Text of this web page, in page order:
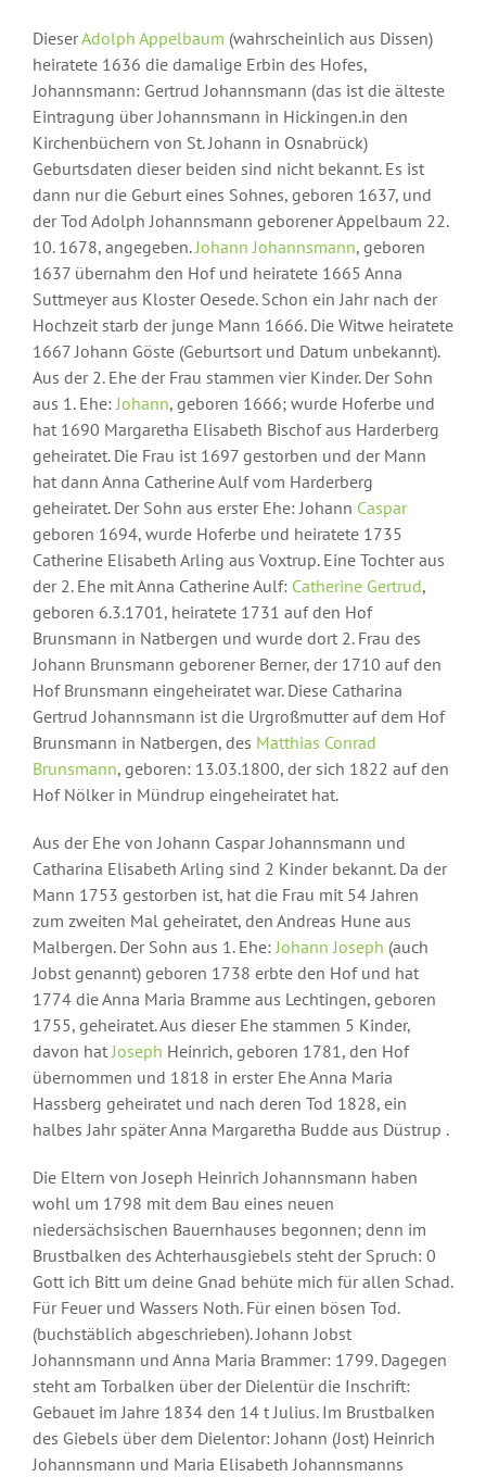
DieserAdolph Appelbaum (wahrscheinlich aus Dissen)
heiratete 1636 die damalige Erbin des Hofes,
Johannsmann: Gertrud Johannsmann (das ist die älteste
Eintragung über Johannsmann in Hickingen.in den
Kirchenbüchern von St. Johann in Osnabrück)
Geburtsdaten dieser beiden sind nicht bekannt. Es ist
dann nur die Geburt eines Sohnes, geboren 1637, und
der Tod Adolph Johannsmann geborener Appelbaum 22.
10. 1678, angegeben. Johann Johannsmann, geboren
1637 übernahm den Hof und heiratete 1665 Anna
Suttmeyer aus Kloster Oesede. Schon ein Jahr nach der
Hochzeit starb der junge Mann 1666. Die Witwe heiratete
1667 Johann Göste (Geburtsort und Datum unbekannt).
Aus der 2. Ehe der Frau stammen vier Kinder. Der Sohn
aus 1. Ehe: Johann, geboren 1666; wurde Hoferbe und
hat 1690 Margaretha Elisabeth Bischof aus Harderberg
geheiratet. Die Frau ist 1697 gestorben und der Mann
hat dann Anna Catherine Aulf vom Harderberg
geheiratet. Der Sohn aus erster Ehe: Johann Caspar
geboren 1694, wurde Hoferbe und heiratete 1735
Catherine Elisabeth Arling aus Voxtrup. Eine Tochter aus
der 2. Ehe mit Anna Catherine Aulf: Catherine Gertrud,
geboren 6.3.1701, heiratete 1731 auf den Hof
Brunsmann in Natbergen und wurde dort 2. Frau des
Johann Brunsmann geborener Berner, der 1710 auf den
Hof Brunsmann eingeheiratet war. Diese Catharina
Gertrud Johannsmann ist die Urgroßmutter auf dem Hof
Brunsmann in Natbergen, des Matthias Conrad
Brunsmann, geboren: 13.03.1800, der sich 1822 auf den
Hof Nölker in Mündrup eingeheiratet hat.
Aus der Ehe von Johann Caspar Johannsmann und
Catharina Elisabeth Arling sind 2 Kinder bekannt. Da der
Mann 1753 gestorben ist, hat die Frau mit 54 Jahren
zum zweiten Mal geheiratet, den Andreas Hune aus
Malbergen. Der Sohn aus 1. Ehe: Johann Joseph (auch
Jobst genannt) geboren 1738 erbte den Hof und hat
1774 die Anna Maria Bramme aus Lechtingen, geboren
1755, geheiratet. Aus dieser Ehe stammen 5 Kinder,
davon hat Joseph Heinrich, geboren 1781, den Hof
übernommen und 1818 in erster Ehe Anna Maria
Hassberg geheiratet und nach deren Tod 1828, ein
halbes Jahr später Anna Margaretha Budde aus Düstrup .
Die Eltern von Joseph Heinrich Johannsmann haben
wohl um 1798 mit dem Bau eines neuen
niedersächsischen Bauernhauses begonnen; denn im
Brustbalken des Achterhausgiebels steht der Spruch: 0
Gott ich Bitt um deine Gnad behüte mich für allen Schad.
Für Feuer und Wassers Noth. Für einen bösen Tod.
(buchstäblich abgeschrieben). Johann Jobst
Johannsmann und Anna Maria Brammer: 1799. Dagegen
steht am Torbalken über der Dielentür die Inschrift:
Gebauet im Jahre 1834 den 14 t Julius. Im Brustbalken
des Giebels über dem Dielentor: Johann (Jost) Heinrich
Johannsmann und Maria Elisabeth Johannsmanns